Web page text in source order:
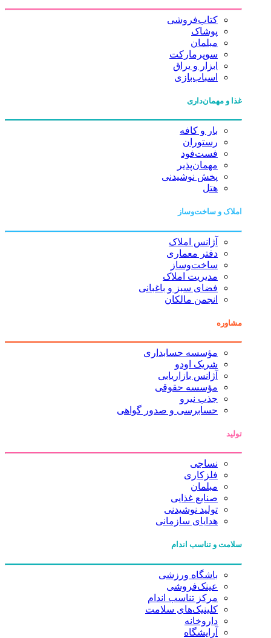
کتاب‌فروشی
پوشاک
مبلمان
سوپرمارکت
ابزار و یراق
اسباب‌بازی
غذا و مهمان‌داری
بار و کافه
رستوران
فست‌فود
مهمان‌پذیر
پخش نوشیدنی
هتل
املاک و ساخت‌وساز
آژانس املاک
دفتر معماری
ساخت‌وساز
مدیریت املاک
فضای سبز و باغبانی
انجمن مالکان
مشاوره
مؤسسه حسابداری
شریک اودو
آژانس بازاریابی
مؤسسه حقوقی
جذب نیرو
حسابرسی و صدور گواهی
تولید
نساجی
فلزکاری
مبلمان
صنایع غذایی
تولید نوشیدنی
هدایای سازمانی
سلامت و تناسب اندام
باشگاه ورزشی
عینک‌فروشی
مرکز تناسب اندام
کلینیک‌های سلامت
داروخانه
آرایشگاه